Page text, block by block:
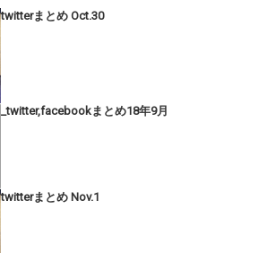
twitterまとめ Oct.30
_twitter,facebookまとめ18年9月
twitterまとめ Nov.1